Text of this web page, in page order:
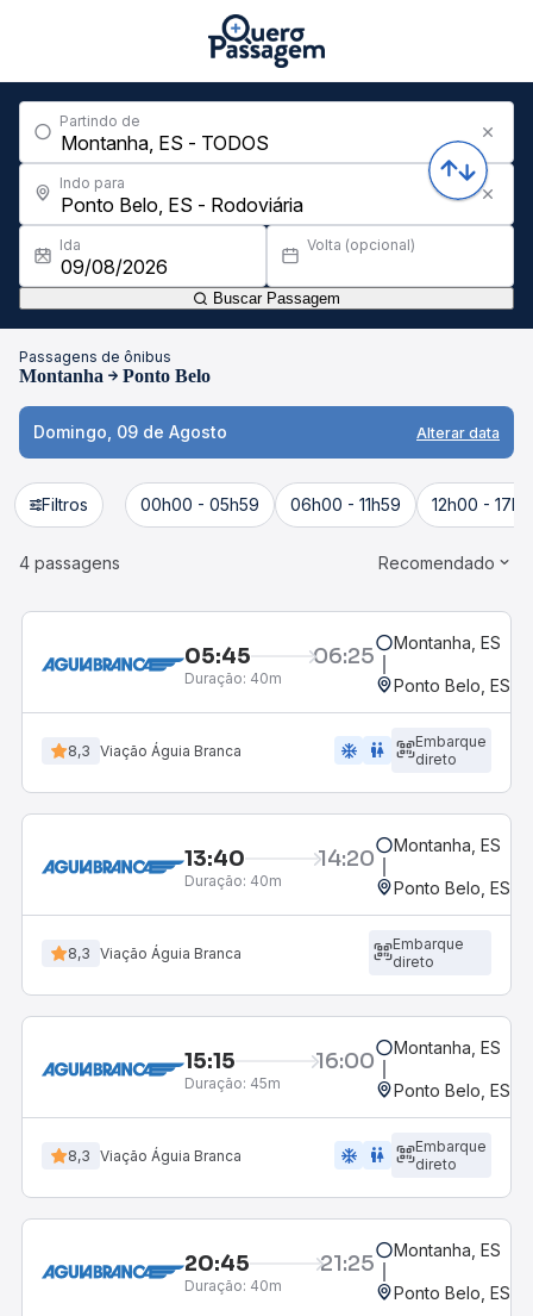
Partindo de
Indo para
Ida Volta (opcional)
Buscar Passagem
Passagens de ônibus
Montanha Ponto Belo
Domingo, 09 de Agosto Alterar data
Filtros 00h00 - 05h59 06h00 - 11h59 12h00 -
4 passagens Recomendado
05:45 06:25
Duração: 40m
Montanha, ES
Ponto Belo, ES -
8,3 Viação Águia Branca ac_unit wc
Embarque
direto
13:40 14:20
Duração: 40m
Montanha, ES
Ponto Belo, ES -
8,3 Viação Águia Branca
Embarque
direto
15:15 16:00
Duração: 45m
Montanha, ES
Ponto Belo, ES -
8,3 Viação Águia Branca ac_unit wc
Embarque
direto
20:45 21:25
Duração: 40m
Montanha, ES
Ponto Belo, ES -